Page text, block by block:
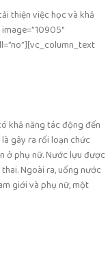
thiện việc học và khả
khả năng tác động đến
gây ra rối loạn chức
ở phụ nữ. Nước lựu được
Ngoài ra, uống nước
giới và phụ nữ, một